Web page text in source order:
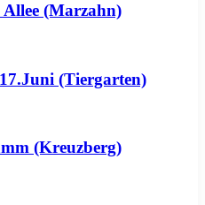
(Marzahn)
(Tiergarten)
(Kreuzberg)